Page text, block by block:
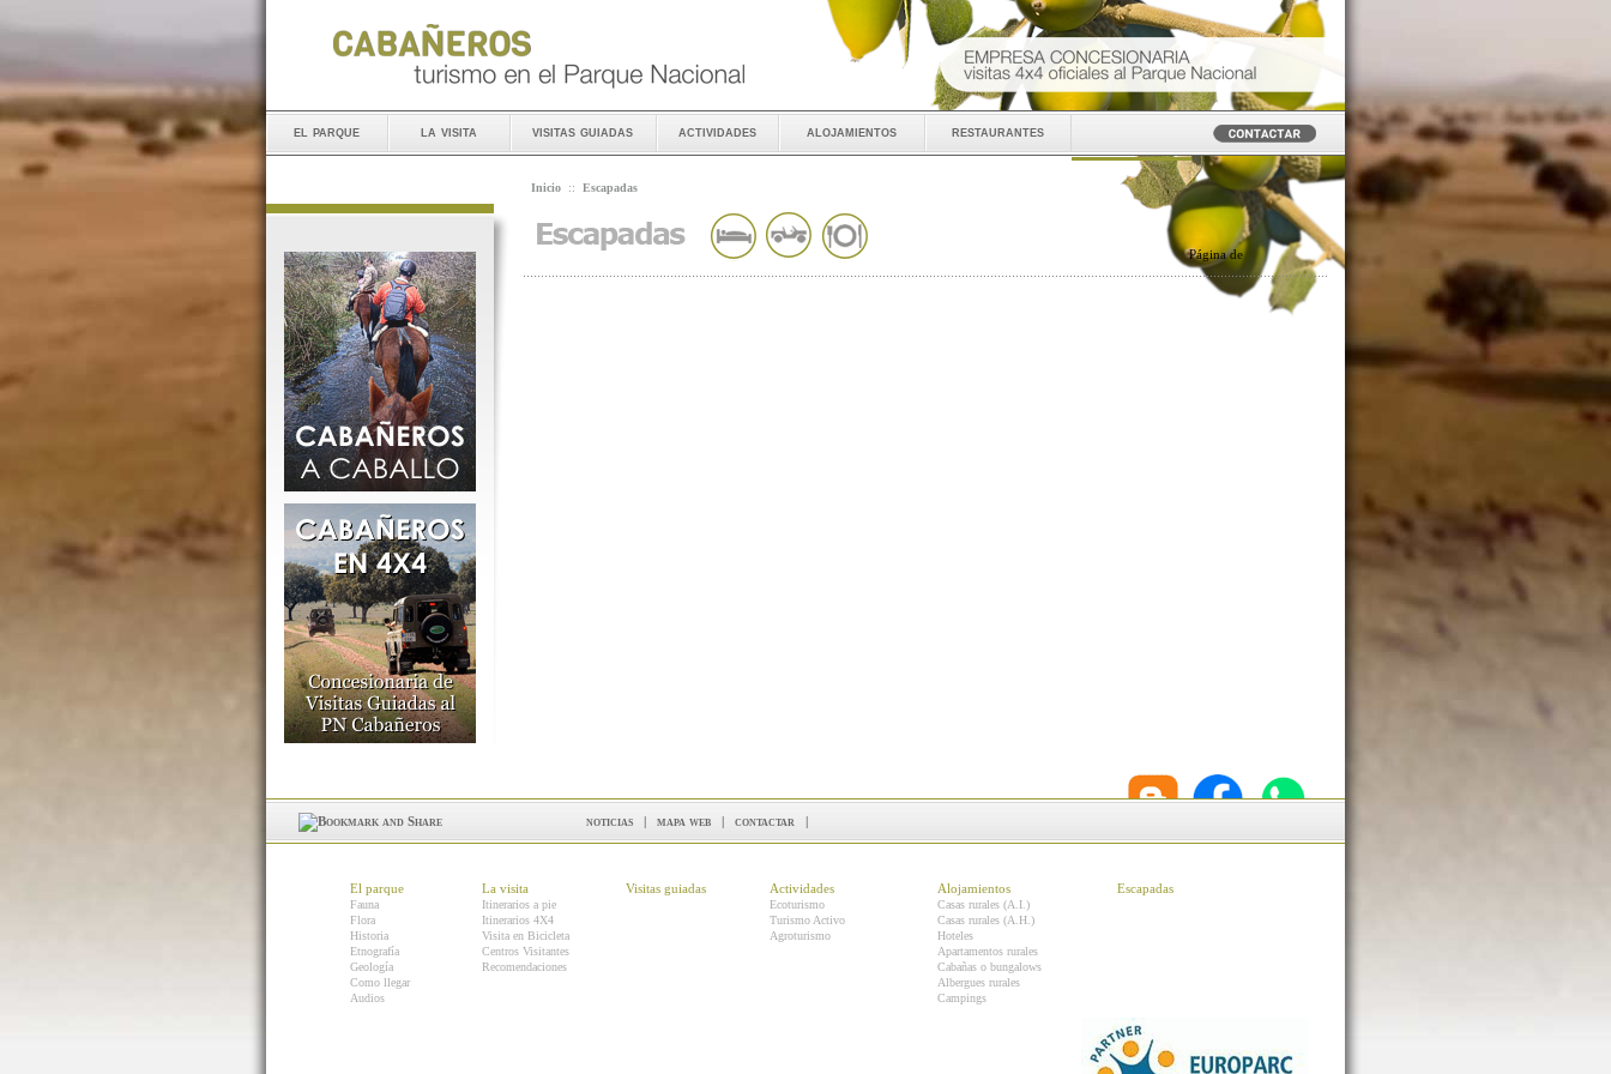
el parque la visita visitas guiadas actividades alojamientos restaurantes
Inicio :: Escapadas
Páginade
noticias | mapa web | contactar |
El parque
Fauna
Flora
Historia
Etnografía
Geología
Como llegar
Audios
La visita
Itinerarios a pie
Itinerarios 4X4
Visita en Bicicleta
Centros Visitantes
Recomendaciones
Visitas guiadas Actividades
Ecoturismo
Turismo Activo
Agroturismo
Alojamientos
Casas rurales (A.I.)
Casas rurales (A.H.)
Hoteles
Apartamentos rurales
Cabañas o bungalows
Albergues rurales
Campings
Escapadas